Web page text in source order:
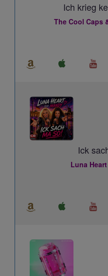
Ich krieg
The Cool Caps
Ick
Luna